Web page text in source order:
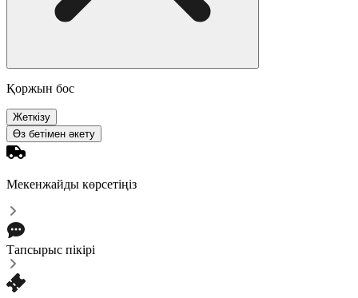
Қоржын бос
Жеткізу
Өз бетімен әкету
Мекенжайды көрсетіңіз
Тапсырыс пікірі